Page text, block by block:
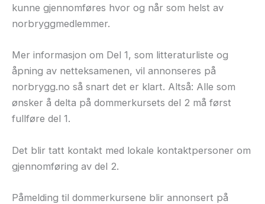
kunne gjennomføres hvor og når som helst av
norbryggmedlemmer.
Mer informasjon om Del 1, som litteraturliste og
åpning av netteksamenen, vil annonseres på
norbrygg.no så snart det er klart. Altså: Alle som
ønsker å delta på dommerkursets del 2 må først
fullføre del 1.
Det blir tatt kontakt med lokale kontaktpersoner om
gjennomføring av del 2.
Påmelding til dommerkursene blir annonsert på